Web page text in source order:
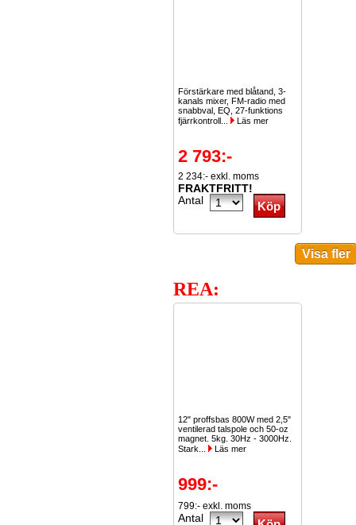
Förstärkare med blåtand, 3-
kanals mixer, FM-radio med
snabbval, EQ, 27-funktions
fjärrkontroll...
Läs mer
2 793:-
2 234:- exkl. moms
FRAKTFRITT!
Antal
REA:
12" proffsbas 800W med 2,5"
ventilerad talspole och 50-oz
magnet. 5kg. 30Hz - 3000Hz.
Stark...
Läs mer
999:-
799:- exkl. moms
Antal